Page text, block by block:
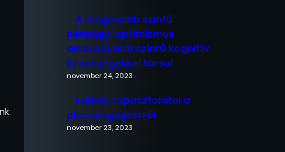
A magasabb szintű
pénzügyi optimizmus
alacsonyabb szintű kognitív
képességekkel társul
november 24, 2023
Farkas tapasztalatai a
plazmagyújtásról
november 23, 2023